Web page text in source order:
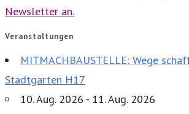
Newsletter an.
Veranstaltungen
MITMACHBAUSTELLE: Wege
Stadtgarten H17
10. Aug. 2026 - 11. Aug. 2026